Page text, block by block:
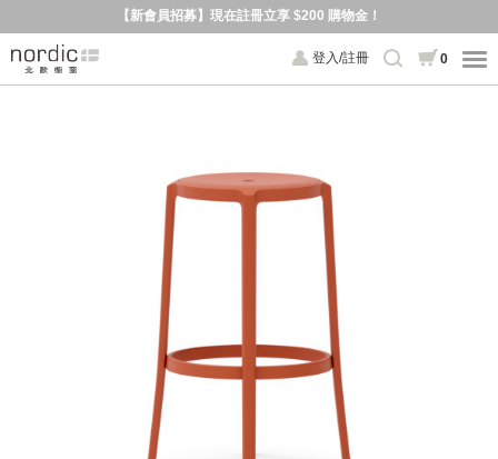
【新會員招募】現在註冊立享 $200 購物金！
登入/註冊 0